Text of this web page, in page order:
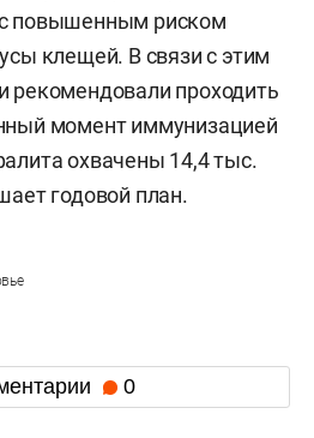
повышенным риском
клещей. В связи с этим
рекомендовали проходить
момент иммунизацией
охвачены 14,4 тыс.
годовой план.
0